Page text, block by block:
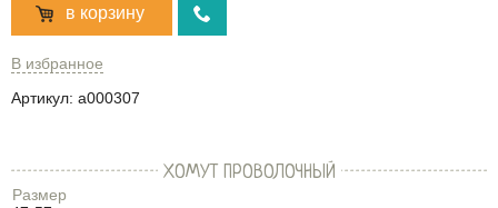
в корзину
В избранное
Артикул: a000307
ХОМУТ ПРОВОЛОЧНЫЙ
Размер